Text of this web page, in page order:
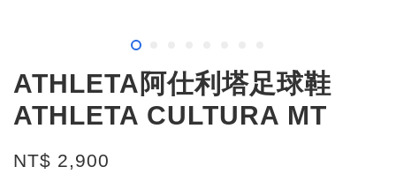
ATHLETA阿仕利塔足球鞋
ATHLETA CULTURA MT
NT$ 2,900